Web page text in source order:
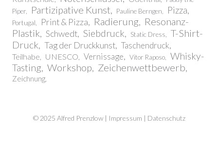
Piper
Partizipative Kunst Pauline Berngen Pizza
Portugal Print & Pizza Radierung
Resonanz-
Plastik Schwedt Siebdruck Static Dress
T-Shirt-
Druck Tag der Druckkunst Taschendruck
Teilhabe UNESCO Vernissage Vitor Raposo
Whisky-
Tasting Workshop Zeichenwettbewerb
Zeichnung
© 2025 Alfred Prenzlow | Impressum | Datenschutz